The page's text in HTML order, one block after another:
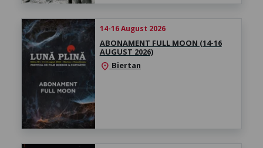
14-16 August 2026
ABONAMENT FULL MOON (14-16
AUGUST 2026)
location_on Biertan